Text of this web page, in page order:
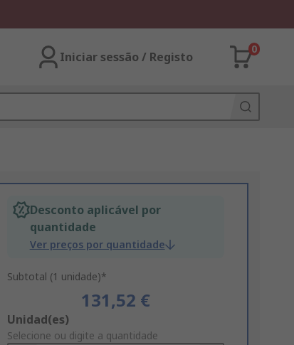
Iniciar sessão / Registo
0
Desconto aplicável por
quantidade
Ver preços por quantidade
Subtotal (1 unidade)*
131,52 €
Add
to
Unidad(es)
Selecione ou digite a quantidade